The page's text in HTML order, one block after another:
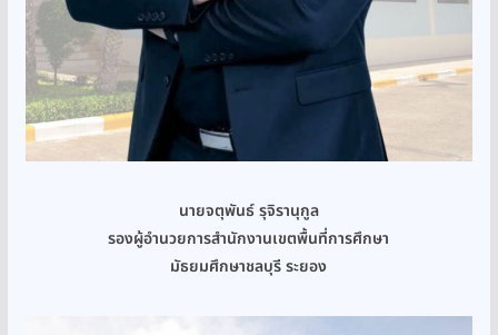
นายจตุพันธ์ รุจิรานุกูล
รองผู้อำนวยการสำนักงานเขตพื้นที่การศึกษา
มัธยมศึกษาชลบุรี ระยอง